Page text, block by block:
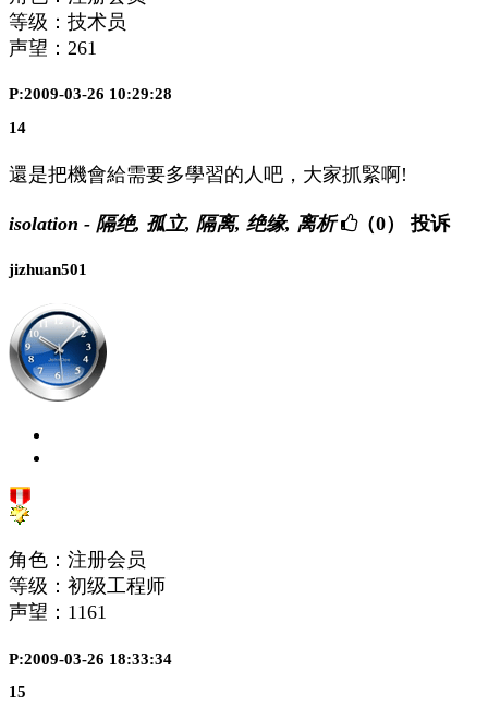
等级：技术员
声望： 261
P:2009-03-26 10:29:28
14
還是把機會給需要多學習的人吧，大家抓緊啊!
isolation - 隔绝, 孤立, 隔离, 绝缘, 离析 （0） 投诉
jizhuan501
角色：注册会员
等级：初级工程师
声望： 1161
P:2009-03-26 18:33:34
15